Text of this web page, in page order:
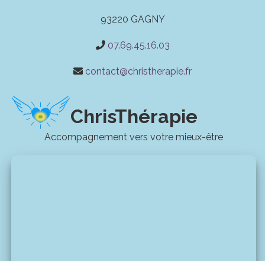
93220 GAGNY
07.69.45.16.03
contact@christherapie.fr
ChrisThérapie
Accompagnement vers votre mieux-être